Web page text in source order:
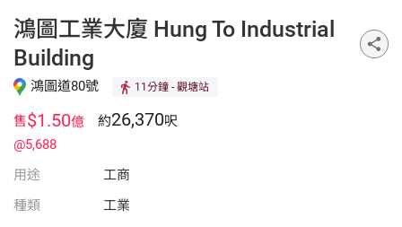
鴻圖工業大廈 Hung To Industrial
Building
鴻圖道80號 11分鐘 - 觀塘站
售$1.50億
@5,688
約26,370呎
用途
工商
種類
工業